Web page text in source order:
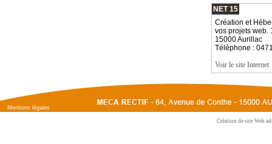
NET 15
Création et
vos projets web.
15000 Aurillac
Téléphone :
Voir le site Internet
Mentions légales
Création de site Web